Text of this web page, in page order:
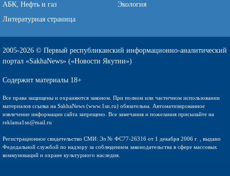
АБК, Нефть и газ
Экология
Литературная страница
2005-2026 © Первый республиканский информационно-аналитический
портал «SakhaNews» («Новости Якутии»)
Содержит материалы 18+
Все права защищены и охраняются законом. При полном или частичном использовании
материалов ссылка на SakhaNews (www.1sn.ru) обязательна. Автоматизированное
извлечение информации сайта запрещено. Все замечания и пожелания присылайте на
reklama1sn@mail.ru
Регистрационное свидетельство СМИ: Эл № ФС77-26316 от 1 декабря 2006 г. , выдано
Федедальной службой по надзору за соблюдением законодательства в сфере массовых
коммуникаций и охране культурного наследия.